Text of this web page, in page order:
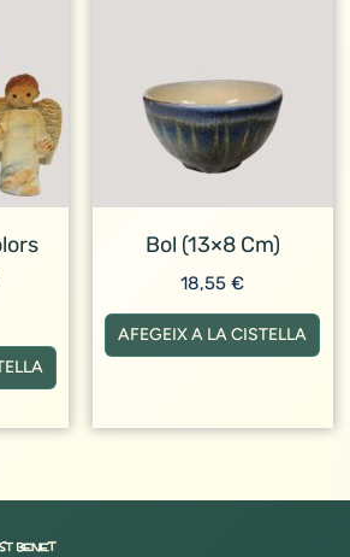
Bol (13×8 Cm)
18,55€
AFEGEIX A LA CISTELLA